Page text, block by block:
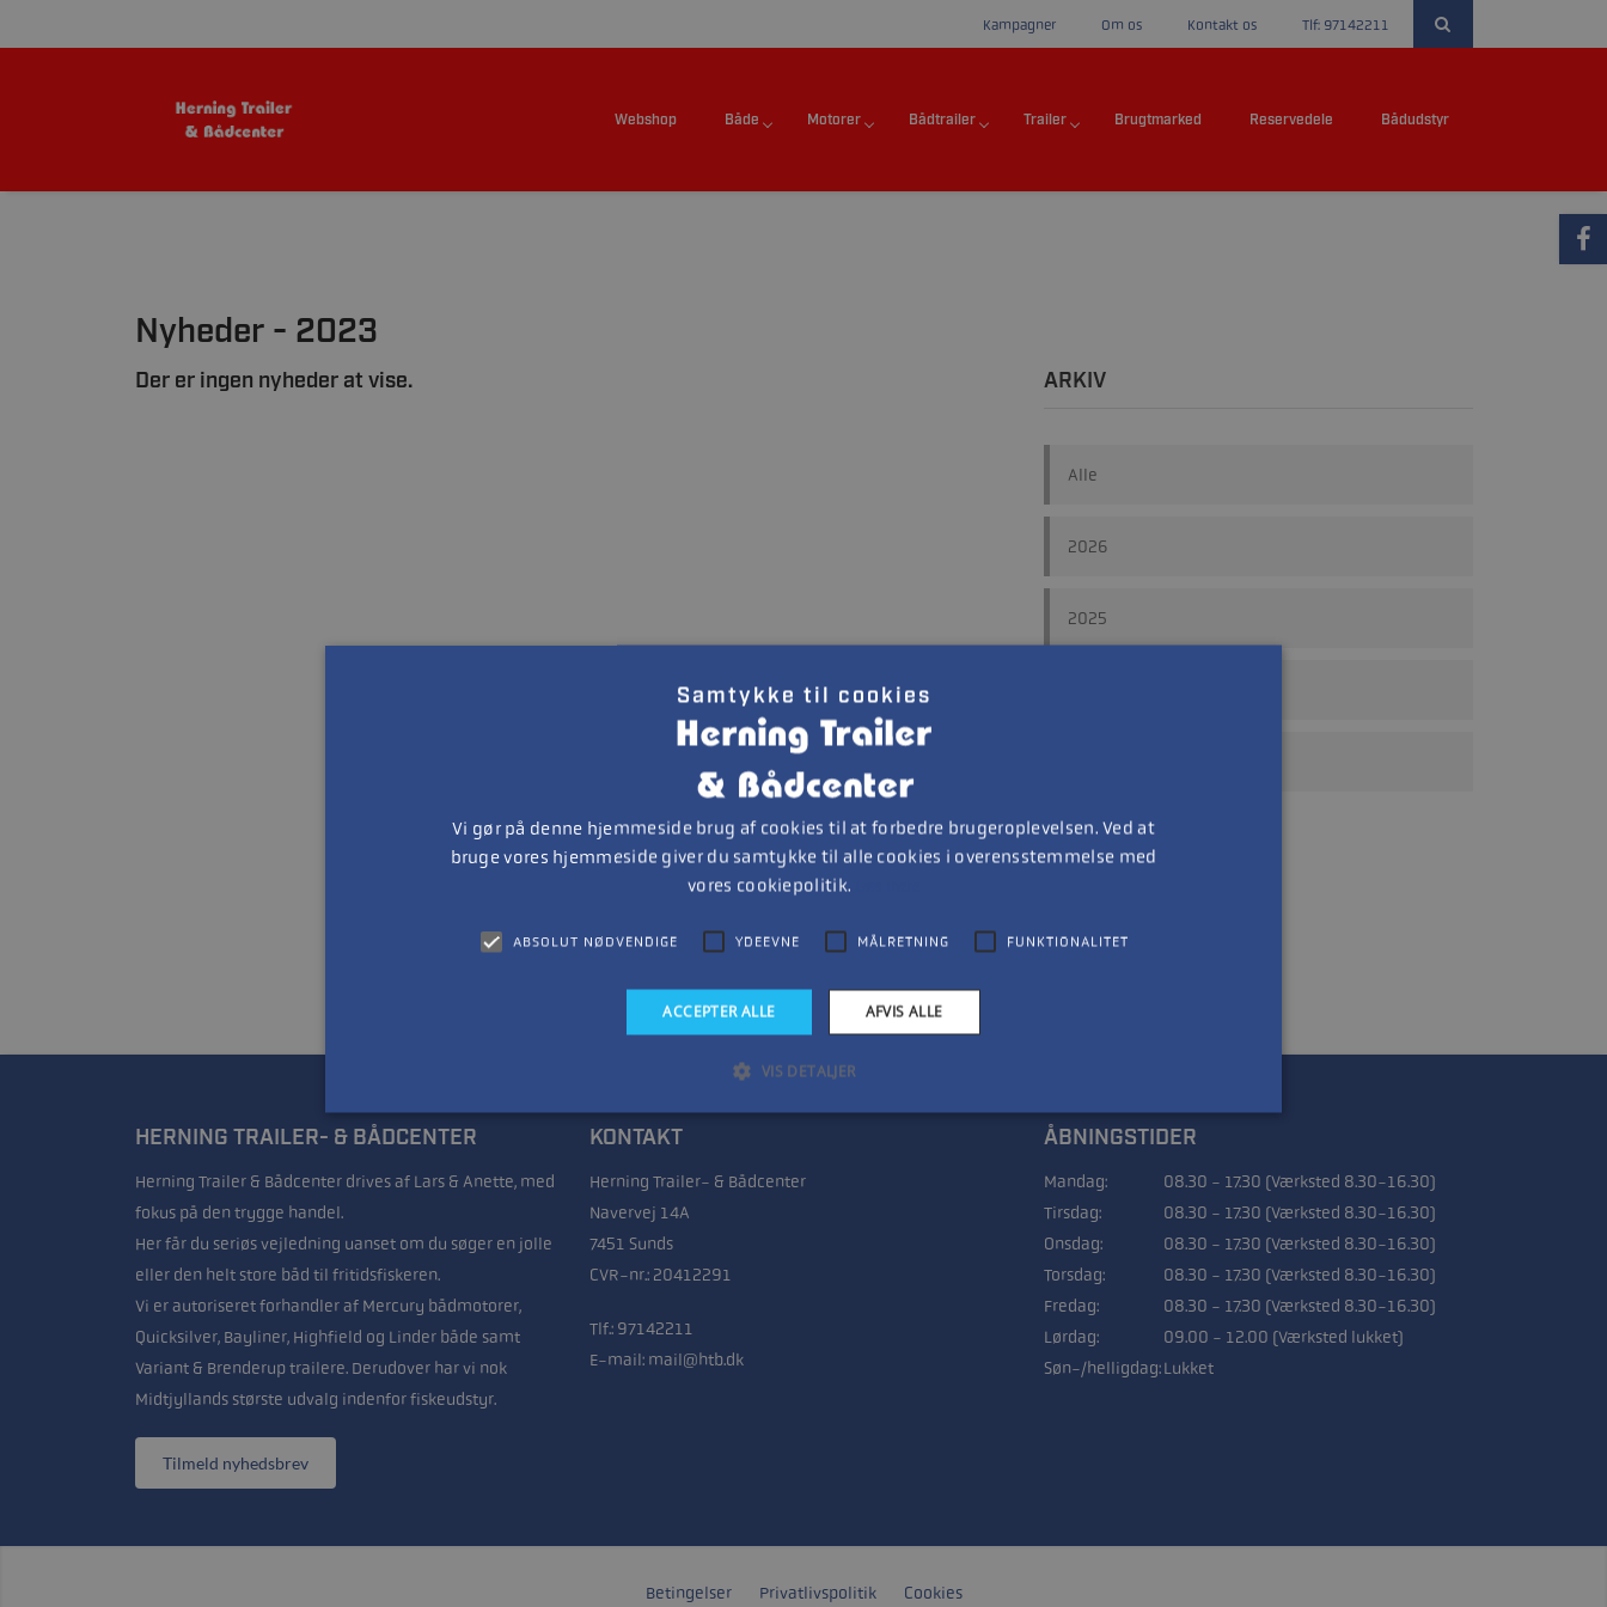
Kampagner Om os Kontakt os Tlf: 97142211
Webshop Både Motorer Bådtrailer Trailer Brugtmarked Reservedele Bådudstyr
Nyheder - 2023
Der er ingen nyheder at vise. ARKIV
Alle
2026
2025
HERNING TRAILER- & BÅDCENTER
Herning Trailer & Bådcenter drives af Lars & Anette, med
fokus på den trygge handel.
Her får du seriøs vejledning uanset om du søger en jolle
eller den helt store båd til fritidsfiskeren.
Vi er autoriseret forhandler af Mercury bådmotorer,
Quicksilver, Bayliner, Highfield og Linder både samt
Variant & Brenderup trailere. Derudover har vi nok
Midtjyllands største udvalg indenfor fiskeudstyr.
Tilmeld nyhedsbrev
KONTAKT
Herning Trailer- & Bådcenter
Navervej 14A
7451 Sunds
CVR-nr.: 20412291
Tlf.: 97142211
E-mail: mail@htb.dk
ÅBNINGSTIDER
Mandag:
08.30 - 17.30 (Værksted 8.30-16.30)
Tirsdag:
08.30 - 17.30 (Værksted 8.30-16.30)
Onsdag:
08.30 - 17.30 (Værksted 8.30-16.30)
Torsdag:
08.30 - 17.30 (Værksted 8.30-16.30)
Fredag:
08.30 - 17.30 (Værksted 8.30-16.30)
Lørdag:
09.00 - 12.00 (Værksted lukket)
Søn-/helligdag:Lukket
Betingelser Privatlivspolitik Cookies
Samtykke til cookies
Vi gør på denne hjemmeside brug af cookies til at forbedre brugeroplevelsen. Ved at
bruge vores hjemmeside giver du samtykke til alle cookies i overensstemmelse med
vores cookiepolitik.
ABSOLUT NØDVENDIGE YDEEVNE MÅLRETNING FUNKTIONALITET
ACCEPTER ALLE AFVIS ALLE
VIS DETALJER